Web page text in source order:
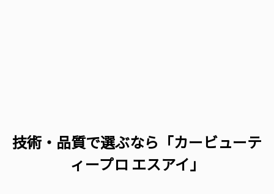
技術・品質で選ぶなら「カービューテ
ィープロ エスアイ」